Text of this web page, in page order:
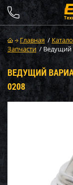
Главная /
Запчасти / Ведущий
ВЕДУЩИЙ
0208